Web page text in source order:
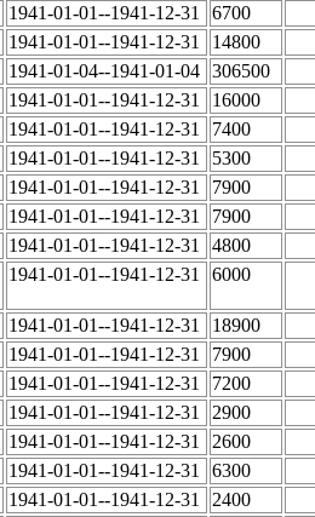
1941-01-01--1941-12-31 6700
1941-01-01--1941-12-31 14800
1941-01-04--1941-01-04 306500
1941-01-01--1941-12-31 16000
1941-01-01--1941-12-31 7400
1941-01-01--1941-12-31 5300
1941-01-01--1941-12-31 7900
1941-01-01--1941-12-31 7900
1941-01-01--1941-12-31 4800
1941-01-01--1941-12-31 6000
1941-01-01--1941-12-31 18900
1941-01-01--1941-12-31 7900
1941-01-01--1941-12-31 7200
1941-01-01--1941-12-31 2900
1941-01-01--1941-12-31 2600
1941-01-01--1941-12-31 6300
1941-01-01--1941-12-31 2400